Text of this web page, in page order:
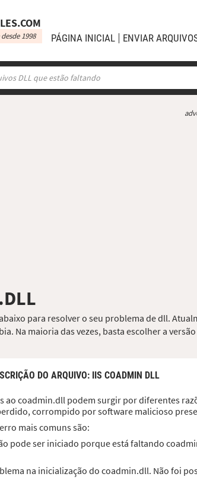
1998 PÁGINA INICIAL ENVIAR
para resolver o seu problema de dll.
Na maioria das vezes, basta escolher a
DO ARQUIVO: IIS COADMIN DLL
ao coadmin.dll podem surgir por diferentes
corrompido por software malicioso
mais comuns são:
pode ser iniciado porque está faltando
na inicialização do coadmin.dll. Não foi